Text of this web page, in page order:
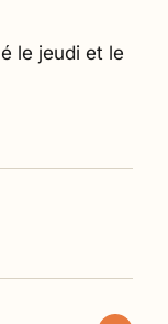
le jeudi et le